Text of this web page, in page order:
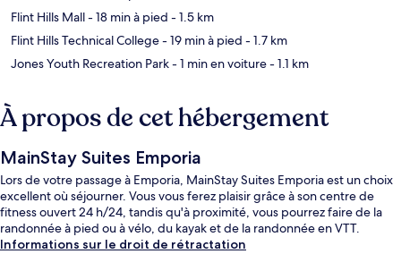
Flint Hills Mall- 18 min à pied - 1.5 km
Flint Hills Technical College- 19 min à pied - 1.7 km
Jones Youth Recreation Park- 1 min en voiture- 1.1 km
À propos de cet hébergement
MainStay Suites Emporia
Lors de votre passage à Emporia, MainStay Suites Emporia est un choix
excellent où séjourner. Vous vous ferez plaisir grâce à son centre de
fitness ouvert 24 h/24, tandis qu'à proximité, vous pourrez faire de la
randonnée à pied ou à vélo, du kayak et de la randonnée en VTT.
Informations sur le droit de rétractation